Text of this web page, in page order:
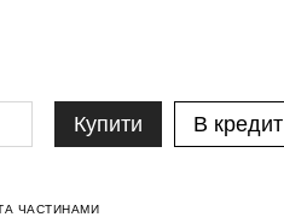
Купити В кредит
ЧАСТИНАМИ